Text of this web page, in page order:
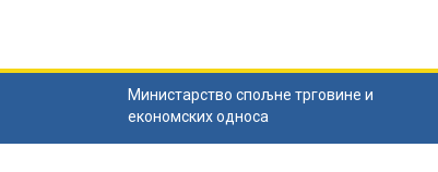
Министарство спољне трговине и
економских односа